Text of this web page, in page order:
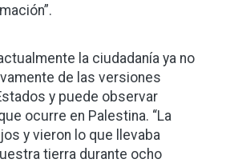
la ciudadanía ya no
de las versiones
y puede observar
ocurre en Palestina. “La
y vieron lo que llevaba
tierra durante ocho